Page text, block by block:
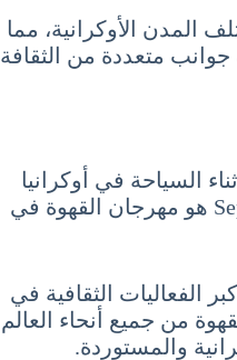
المدن الأوكرانية، مما
متعددة من الثقافة
السياحة في أوكرانيا
شهر سبتمبر 9 أيلول September هو مهرجان القهوة في
الفعاليات الثقافية في
من جميع أنحاء العالم
والمستوردة.